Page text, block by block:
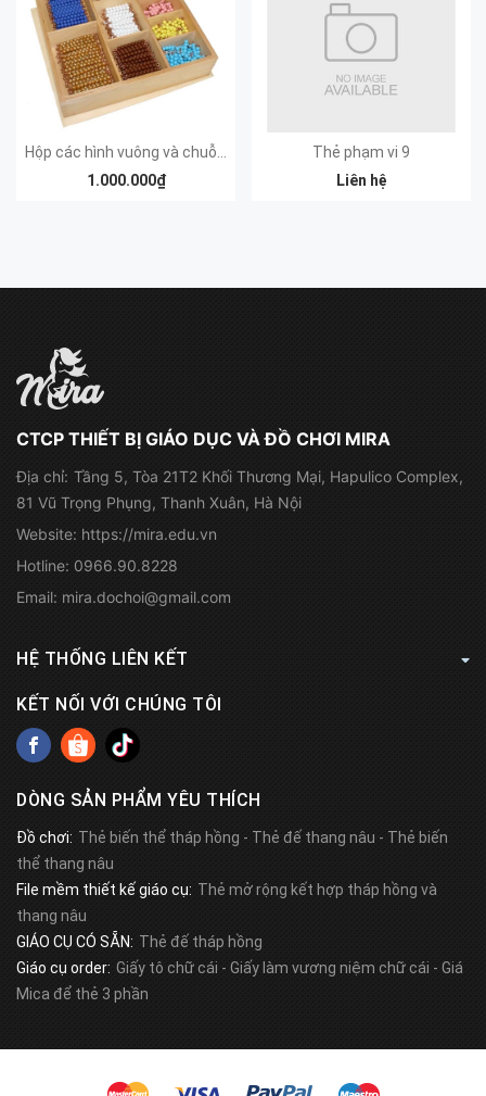
1.000.000₫
Thẻ phạm vi 9
Liên hệ
CTCP THIẾT BỊ GIÁO DỤC VÀ ĐỒ CHƠI MIRA
Địa chỉ: Tầng 5, Tòa 21T2 Khối Thương Mại, Hapulico Complex,
81 Vũ Trọng Phụng, Thanh Xuân, Hà Nội
Website: https://mira.edu.vn
Hotline: 0966.90.8228
Email: mira.dochoi@gmail.com
HỆ THỐNG LIÊN KẾT
KẾT NỐI VỚI CHÚNG TÔI
DÒNG SẢN PHẨM YÊU THÍCH
Đồ chơi: Thẻ biến thể tháp hồng - Thẻ đế thang nâu - Thẻ biến
thể thang nâu
File mềm thiết kế giáo cụ: Thẻ mở rộng kết hợp tháp hồng và
thang nâu
GIÁO CỤ CÓ SẴN: Thẻ đế tháp hồng
Giáo cụ order: Giấy tô chữ cái - Giấy làm vương niệm chữ cái - Giá
Mica để thẻ 3 phần